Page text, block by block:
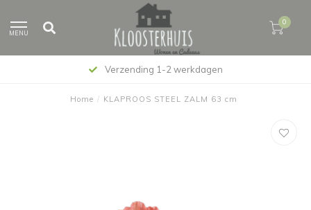
MENU
0
Verzending 1-2 werkdagen
Home / KLAPROOS STEEL ZALM 63 cm